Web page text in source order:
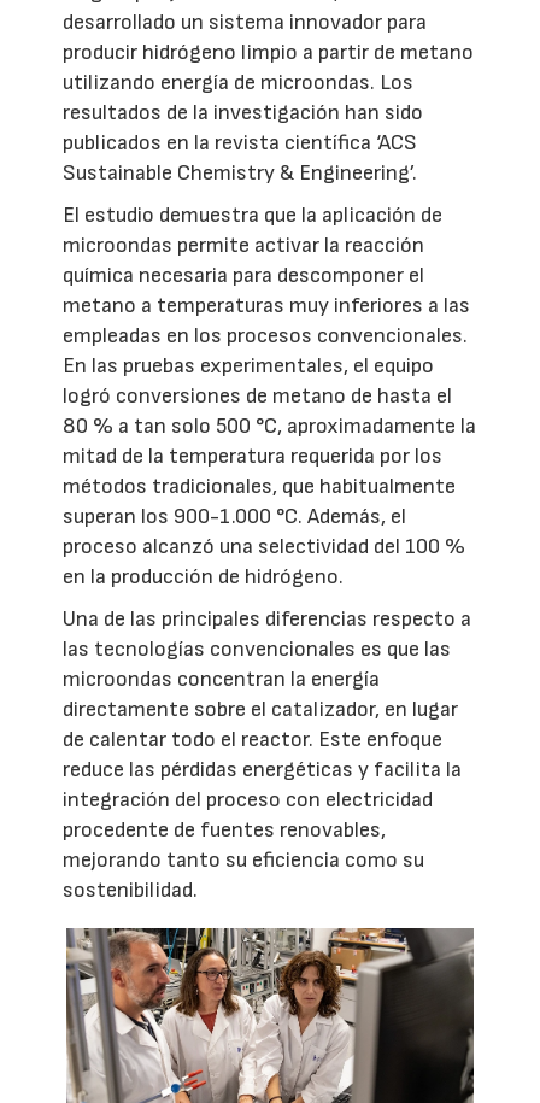
desarrollado un sistema innovador para
producir hidrógeno limpio a partir de metano
utilizando energía de microondas. Los
resultados de la investigación han sido
publicados en la revista científica ‘ACS
Sustainable Chemistry & Engineering’.
El estudio demuestra que la aplicación de
microondas permite activar la reacción
química necesaria para descomponer el
metano a temperaturas muy inferiores a las
empleadas en los procesos convencionales.
En las pruebas experimentales, el equipo
logró conversiones de metano de hasta el
80 % a tan solo 500 °C, aproximadamente la
mitad de la temperatura requerida por los
métodos tradicionales, que habitualmente
superan los 900-1.000 °C. Además, el
proceso alcanzó una selectividad del 100 %
en la producción de hidrógeno.
Una de las principales diferencias respecto a
las tecnologías convencionales es que las
microondas concentran la energía
directamente sobre el catalizador, en lugar
de calentar todo el reactor. Este enfoque
reduce las pérdidas energéticas y facilita la
integración del proceso con electricidad
procedente de fuentes renovables,
mejorando tanto su eficiencia como su
sostenibilidad.